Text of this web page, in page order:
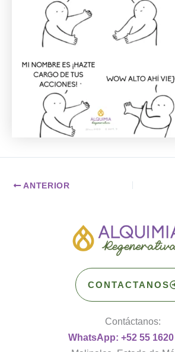
ANTERIOR
CONTACTANOS
Contáctanos:
WhatsApp: +52 55